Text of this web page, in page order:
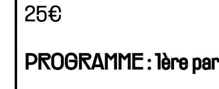
25€
PROGRAMME : 1ère